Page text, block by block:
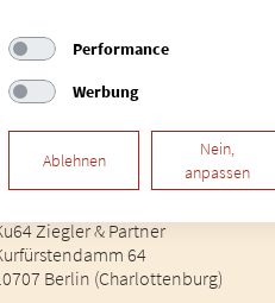
030 - 8647320
Dr. Jan Wagner
Mund- Kiefer- und Gesichtschirurgie
Ziegler & Partner
64
Berlin (Charlottenburg)
Performance
Werbung
Ablehnen
Nein,
anpassen